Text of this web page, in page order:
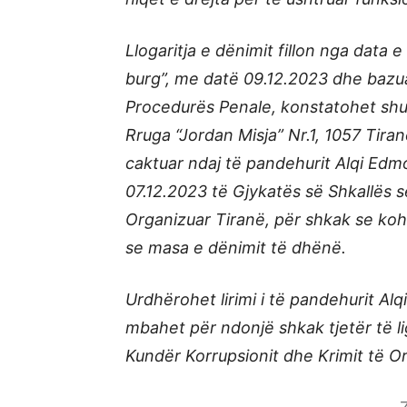
Llogaritja e dënimit fillon nga data
burg”, me datë 09.12.2023 dhe
Procedurës Penale, konstatohet
Rruga “Jordan Misja” Nr.1, 1057
caktuar ndaj të pandehurit Alqi
07.12.2023 të Gjykatës së Shkallës
Organizuar Tiranë, për shkak se
se masa e dënimit të dhënë.
Urdhërohet lirimi i të pandehurit
mbahet për ndonjë shkak tjetër të
Kundër Korrupsionit dhe Krimit të